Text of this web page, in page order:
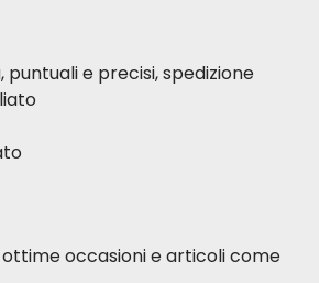
e precisi, spedizione
ottime occasioni e articoli come